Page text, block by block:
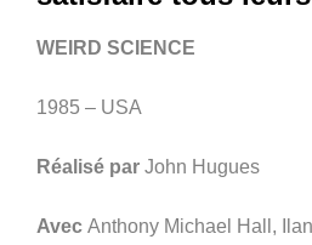
WEIRD SCIENCE
1985 – USA
Réalisé par John Hugues
Avec Anthony Michael Hall,